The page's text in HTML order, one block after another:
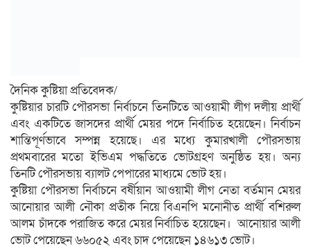
দৈনিক কুষ্টিয়া প্রতিবেদক/
কুষ্টিয়ার চারটি পৌরসভা নির্বাচনে তিনটিতে আওয়ামী লীগ দলীয় প্রার্থী
এবং একটিতে জাসদের প্রার্থী মেয়র পদে নির্বাচিত হয়েছেন। নির্বাচন
শান্তিপূর্ণভাবে সম্পন্ন হয়েছে। এর মধ্যে কুমারখালী পৌরসভায়
প্রথমবারের মতো ইভিএম পদ্ধতিতে ভোটগ্রহণ অনুষ্ঠিত হয়। অন্য
তিনটি পৌরসভায় ব্যালট পেপারের মাধ্যমে ভোট হয়।
কুষ্টিয়া পৌরসভা নির্বাচনে বর্ষীয়ান আওয়ামী লীগ নেতা বর্তমান মেয়র
আনোয়ার আলী নৌকা প্রতীক নিয়ে বিএনপি মনোনীত প্রার্থী বশিরুল
আলম চাঁদকে পরাজিত করে মেয়র নির্বাচিত হয়েছেন। আনোয়ার আলী
ভোট পেয়েছেন ৬৬০৫২ এবং চাদ পেয়েছেন ১৪৬১৩ ভোট।